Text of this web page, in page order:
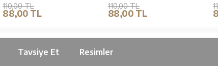
110,00 TL
88,00 TL
110,00 TL
88,00 TL
Tavsiye Et Resimler